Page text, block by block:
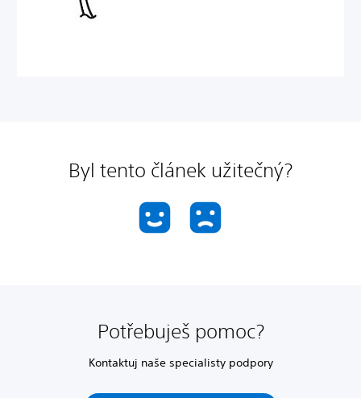
Byl tento článek užitečný?
Potřebuješ pomoc?
Kontaktuj naše specialisty podpory